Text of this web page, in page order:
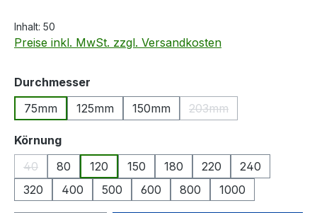
Inhalt: 50
Preise inkl. MwSt. zzgl. Versandkosten
Durchmesser
75mm
125mm 150mm 203mm
(Diese Option ist
Körnungauswählen
40
(Diese Option ist zurzeit nicht verfügbar.)
80 120 150 180 220
240
320
400 500 600 800 1000